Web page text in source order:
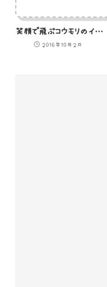
笑顔で飛ぶコウモリのイラスト
2016年10月2日